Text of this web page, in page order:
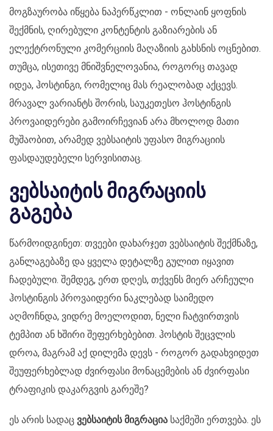
მოგზაურობა იწყება ნაპერწკლით - ონლაინ ყოფნის
შექმნის, ღირებული კონტენტის გაზიარების ან
ელექტრონული კომერციის მაღაზიის გახსნის ოცნებით.
თუმცა, ისეთივე მნიშვნელოვანია, როგორც თავად
იდეა, ჰოსტინგი, რომელიც მას რეალობად აქცევს.
მრავალ ვარიანტს შორის, საუკეთესო ჰოსტინგის
პროვაიდერები გამოირჩევიან არა მხოლოდ მათი
მუშაობით, არამედ ვებსაიტის უფასო მიგრაციის
ფასდაუდებელი სერვისითაც.
ვებსაიტის მიგრაციის
გაგება
წარმოიდგინეთ: თვეები დახარჯეთ ვებსაიტის შექმნაზე,
განლაგებაზე და ყველა დეტალზე გულით იყავით
ჩადებული. შემდეგ, ერთ დღეს, თქვენს მიერ არჩეული
ჰოსტინგის პროვაიდერი ნაკლებად საიმედო
აღმოჩნდა, ვიდრე მოელოდით, ნელი ჩატვირთვის
ტემპით ან ხშირი შეფერხებებით. ჰოსტის შეცვლის
დროა, მაგრამ აქ დილემა დევს - როგორ გადახვიდეთ
შეუფერხებლად ძვირფასი მონაცემების ან ძვირფასი
ტრაფიკის დაკარგვის გარეშე?
ეს არის სადაც ვებსაიტის მიგრაცია საქმეში ერთვება. ეს